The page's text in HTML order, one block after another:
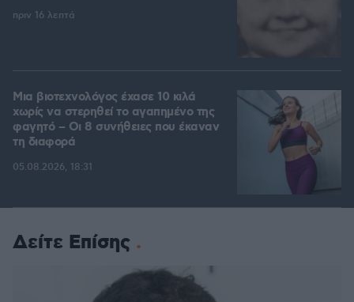
πριν 16 λεπτά
Μια βιοτεχνολόγος έχασε 10 κιλά
χωρίς να στερηθεί το αγαπημένο της
φαγητό – Οι 8 συνήθειες που έκαναν
τη διαφορά
05.08.2026, 18:31
Δείτε Επίσης